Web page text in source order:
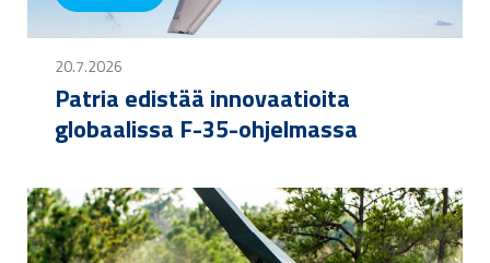
20.7.2026
Patria edistää innovaatioita
globaalissa F-35-ohjelmassa